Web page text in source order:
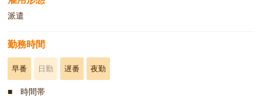
派遣
勤務時間
早番 日勤 遅番 夜勤
■ 時間帯